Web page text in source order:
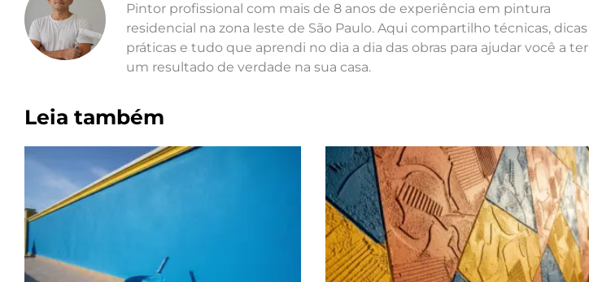
Pintor profissional com mais de 8 anos de experiência em pintura
residencial na zona leste de São Paulo. Aqui compartilho técnicas, dicas
práticas e tudo que aprendi no dia a dia das obras para ajudar você a ter
um resultado de verdade na sua casa.
Leia também